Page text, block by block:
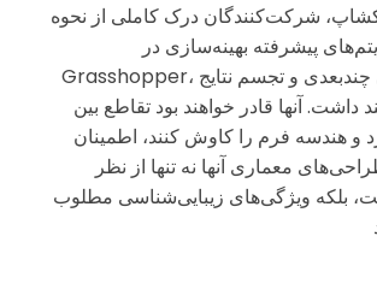
شرکت‌کنندگان درک کاملی از نحوه
پیشرفته بهینه‌سازی در
Grasshopper، مدیریت داده‌های چندبعدی و تجسم نتایج
داشت. آنها قادر خواهند بود تقاطع بین
و هندسه فرم را کاوش کنند، اطمینان
معماری آنها نه تنها از نظر
بلکه ویژگی‌های زیبایی‌شناسی مطلوب